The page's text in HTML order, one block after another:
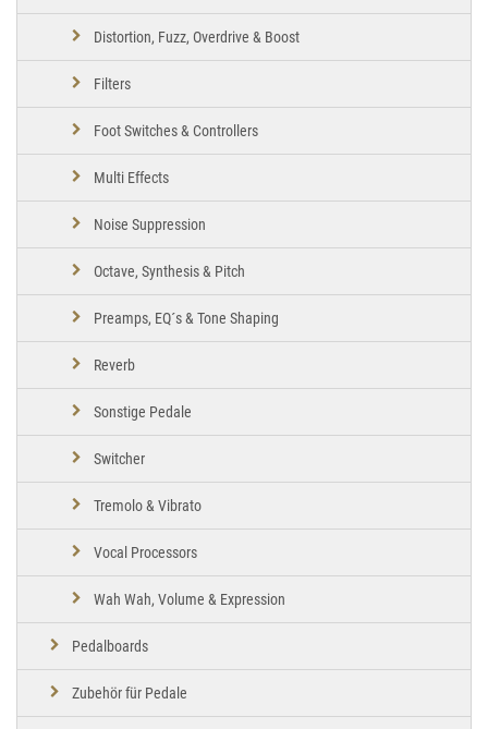
Distortion, Fuzz, Overdrive & Boost
Filters
Foot Switches & Controllers
Multi Effects
Noise Suppression
Octave, Synthesis & Pitch
Preamps, EQ´s & Tone Shaping
Reverb
Sonstige Pedale
Switcher
Tremolo & Vibrato
Vocal Processors
Wah Wah, Volume & Expression
Pedalboards
Zubehör für Pedale